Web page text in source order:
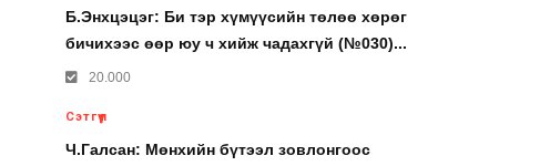
Б.Энхцэцэг: Би тэр хүмүүсийн төлөө хөрөг
бичихээс өөр юу ч хийж чадахгүй (№030)...
20.000
Сэтгүүл
Ч.Галсан: Мөнхийн бүтээл зовлонгоос